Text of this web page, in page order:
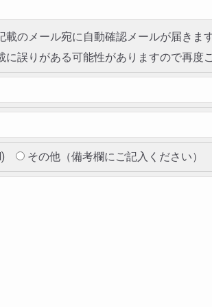
載のメール宛に自動確認メールが届きま
に誤りがある可能性がありますので再度
その他（備考欄にご記入ください）